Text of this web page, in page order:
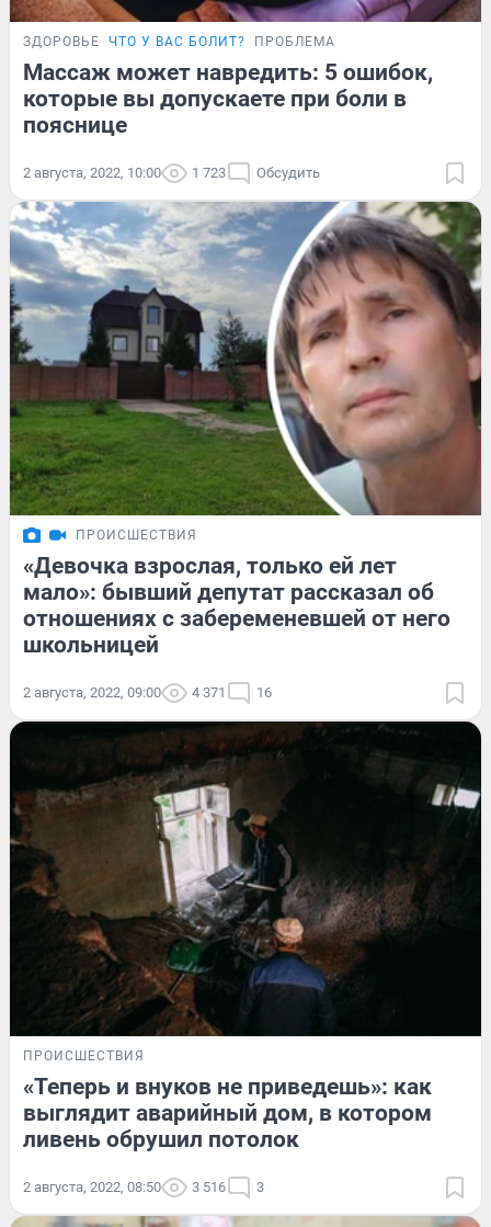
ЗДОРОВЬЕ ЧТО У ВАС БОЛИТ? ПРОБЛЕМА
Массаж может навредить: 5 ошибок,
которые вы допускаете при боли в
пояснице
2 августа, 2022, 10:00 1 723 Обсудить
ПРОИСШЕСТВИЯ
«Девочка взрослая, только ей лет
мало»: бывший депутат рассказал об
отношениях с забеременевшей от него
школьницей
2 августа, 2022, 09:00 4 371 16
ПРОИСШЕСТВИЯ
«Теперь и внуков не приведешь»: как
выглядит аварийный дом, в котором
ливень обрушил потолок
2 августа, 2022, 08:50 3 516 3